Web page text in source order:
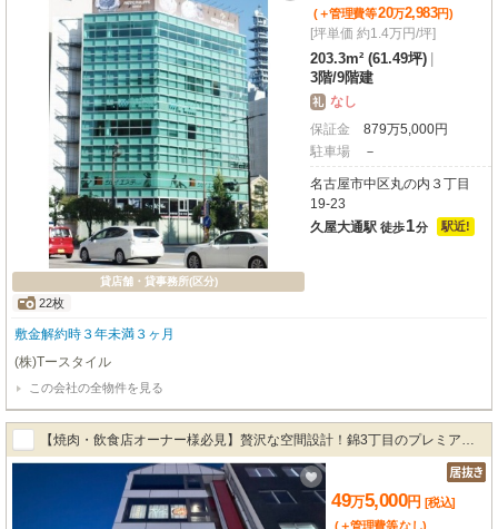
貸店舗・貸事務所(区分)
22枚
(＋管理費等20万2,983円)
[坪単価 約1.4万円/坪]
203.3m² (61.49坪)
3階/9階建
礼 なし
保証金
879万5,000円
駐車場
－
名古屋市中区丸の内３丁目
19-23
久屋大通駅 徒歩1分 駅近!
敷金解約時３年未満３ヶ月
(株)Tースタイル
この会社の全物件を見る
【焼肉・飲食店オーナー様必見】贅沢な空間設計！錦3丁目のプレミアム
隠れ家テナント 🍷✨
49万5,000円 [税込]
(＋管理費等なし)